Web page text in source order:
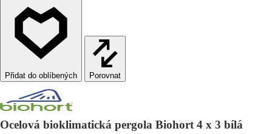
Porovnat
Ocelová bioklimatická pergola Biohort 4 x 3 bílá